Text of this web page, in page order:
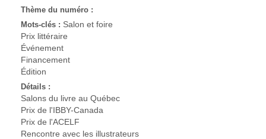
Thème du numéro :
Mots-clés : Salon et foire
Prix littéraire
Événement
Financement
Édition
Détails :
Salons du livre au Québec
Prix de l'IBBY-Canada
Prix de l'ACELF
Rencontre avec les illustrateurs